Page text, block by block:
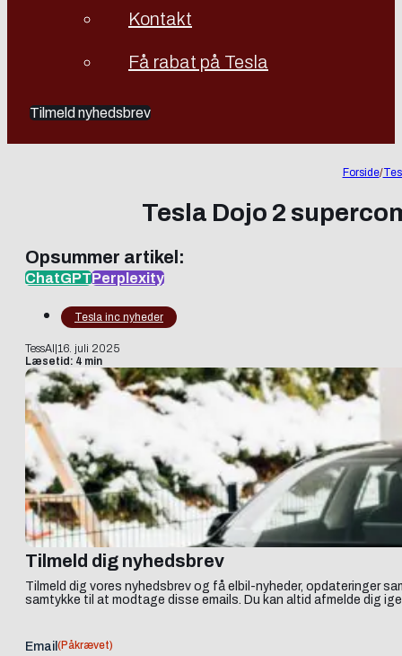
Kontakt
Få rabat på Tesla
Tilmeld nyhedsbrev
Forside/
Tesla Dojo 2
Opsummer artikel:
ChatGPTPerplexity
Tesla inc nyheder
TessAI 16. juli 2025
Læsetid: 4 min
Tilmeld dig nyhedsbrev
Tilmeld dig vores nyhedsbrev og få elbil-nyheder, opdateringer
samtykke til at modtage disse emails. Du kan altid afmelde dig
Email (Påkrævet)